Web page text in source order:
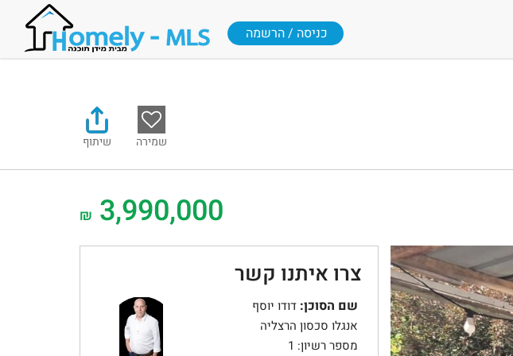
כניסה / הרשמה
שמירה שיתוף
3,990,000
₪
צרו איתנו קשר
שם הסוכן: דודו יוסף
אנגלו סכסון הרצליה
מספר רשיון: 1